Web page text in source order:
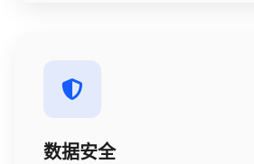
数据安全